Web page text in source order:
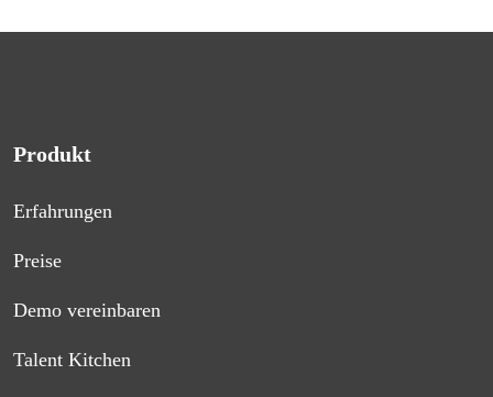
Produkt
Erfahrungen
Preise
Demo vereinbaren
Talent Kitchen